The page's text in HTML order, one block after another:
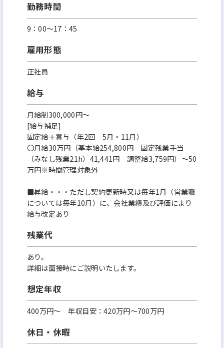
勤務時間
9：00〜17：45
雇用形態
正社員
給与
月給制300,000円～
[給与補足]
固定給＋賞与（年2回 5月・11月）
〇月給30万円（基本給254,800円 固定残業手当
（みなし残業21h）41,441円 調整給3,759円）～50
万円※時間管理対象外
■昇給・・・ただし契約更新時又は毎年1月（営業職
については毎年10月）に、会社業績及び評価により
給与改定あり
残業代
あり。
詳細は面接時にご説明いたします。
想定年収
400万円〜 年収目安：420万円〜700万円
休日・休暇